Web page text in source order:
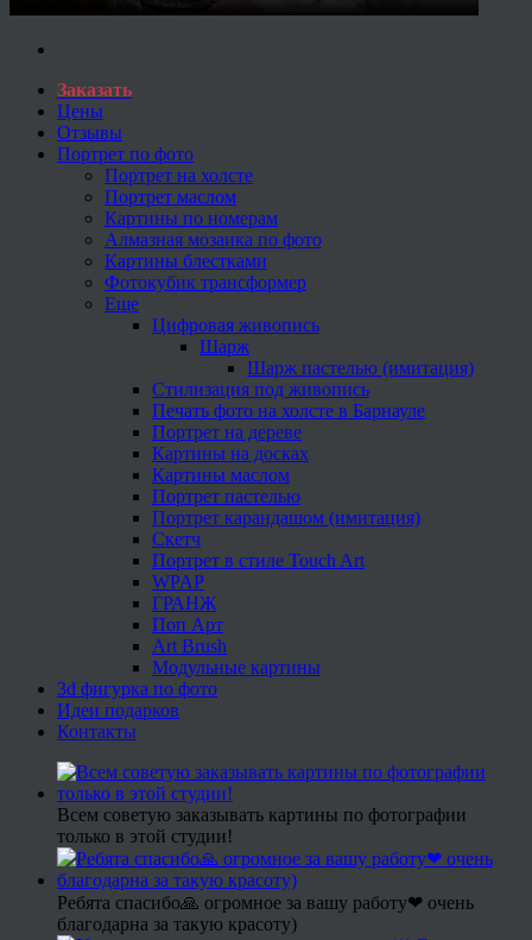
Заказать
Цены
Отзывы
Портрет по фото
Портрет на холсте
Портрет маслом
Картины по номерам
Алмазная мозаика по фото
Картины блестками
Фотокубик трансформер
Еще
Цифровая живопись
Шарж
Шарж пастелью (имитация)
Стилизация под живопись
Печать фото на холсте в Барнауле
Портрет на дереве
Картины на досках
Картины маслом
Портрет пастелью
Портрет карандашом (имитация)
Скетч
Портрет в стиле Touch Art
WPAP
ГРАНЖ
Поп Арт
Art Brush
Модульные картины
3d фигурка по фото
Идеи подарков
Контакты
Всем советую заказывать картины по фотографии
только в этой студии!
Ребята спасибо🙏 огромное за вашу работу❤ очень
благодарна за такую красоту)